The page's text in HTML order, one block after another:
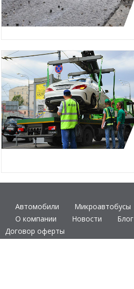
Автомобили Микроавтобусы
О компании
Новости Блог
Договор оферты